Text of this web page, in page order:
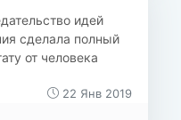
идей
сделала полный
от человека
22 Янв 2019